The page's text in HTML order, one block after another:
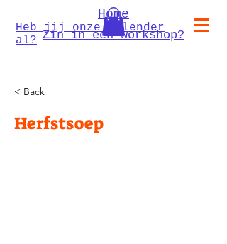
Heb jij onze kalender
al? Zin in een workshop?
Home
< Back
Herfstsoep